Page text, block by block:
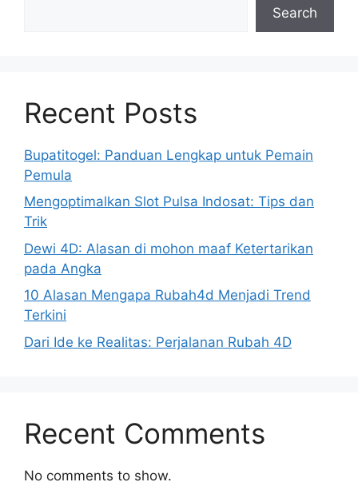
Search
Recent Posts
Bupatitogel: Panduan Lengkap untuk Pemain
Pemula
Mengoptimalkan Slot Pulsa Indosat: Tips dan
Trik
Dewi 4D: Alasan di mohon maaf Ketertarikan
pada Angka
10 Alasan Mengapa Rubah4d Menjadi Trend
Terkini
Dari Ide ke Realitas: Perjalanan Rubah 4D
Recent Comments
No comments to show.